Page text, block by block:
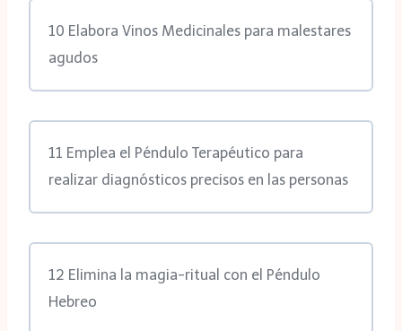
10 Elabora Vinos Medicinales para malestares
agudos
11 Emplea el Péndulo Terapéutico para
realizar diagnósticos precisos en las personas
12 Elimina la magia-ritual con el Péndulo
Hebreo